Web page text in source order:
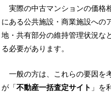
実際の中古マンションの価格
にある公共施設・商業施設への
地・共有部分の維持管理状況な
る必要があります。
一般の方は、これらの要因を
が「不動産一括査定サイト 」を